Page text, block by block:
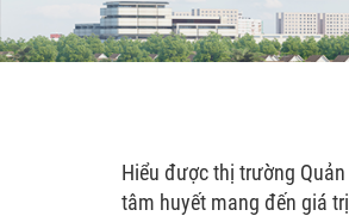
Hiểu được thị trường
tâm huyết mang đến giá